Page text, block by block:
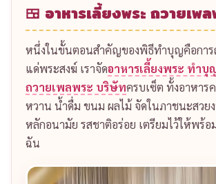
🍱 อาหารเลี้ยงพระ ถวายเพ
หนึ่งในขั้นตอนสำคัญของพิธีทำบุญคือการ
แด่พระสงฆ์ เราจัดอาหารเลี้ยงพระ ทำ
ถวายเพลพระ บริษัทครบเซ็ต ทั้งอาหาร
หวาน น้ำดื่ม ขนม ผลไม้ จัดในภาชนะสวย
หลักอนามัย รสชาติอร่อย เตรียมไว้ให้พร้
ฉัน